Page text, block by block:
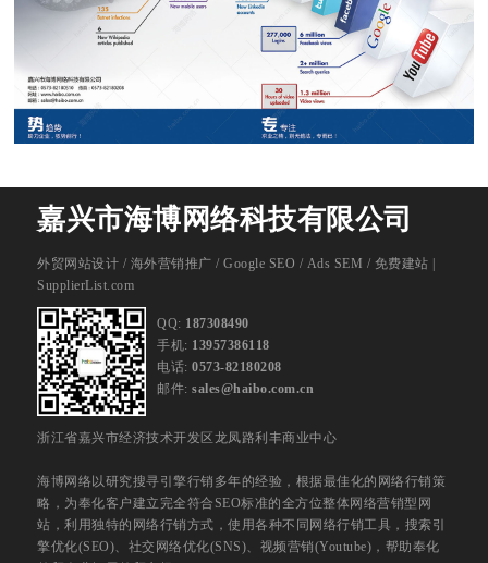
嘉兴市海博网络科技有限公司
外贸网站设计 / 海外营销推广 / Google SEO / Ads SEM / 免费建站 |
SupplierList.com
QQ: 187308490
手机: 13957386118
电话: 0573-82180208
邮件: sales@haibo.com.cn
浙江省嘉兴市经济技术开发区龙凤路利丰商业中心
海博网络以研究搜寻引擎行销多年的经验，根据最佳化的网络行销策
略，为奉化客户建立完全符合SEO标准的全方位整体网络营销型网
站，利用独特的网络行销方式，使用各种不同网络行销工具，搜索引
擎优化(SEO)、社交网络优化(SNS)、视频营销(Youtube)，帮助奉化